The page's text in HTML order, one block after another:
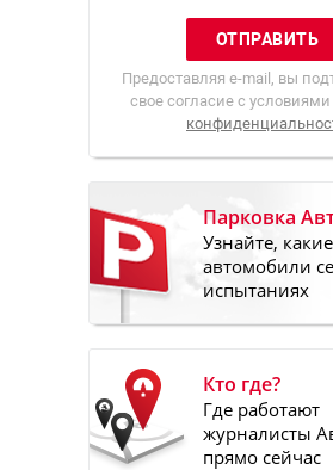
Предоставляя e-mail, вы
свое согласие с условиями
Парковка
Узнайте, какие
автомобили
испытаниях
Кто где?
Где работают
журналисты
прямо сейчас